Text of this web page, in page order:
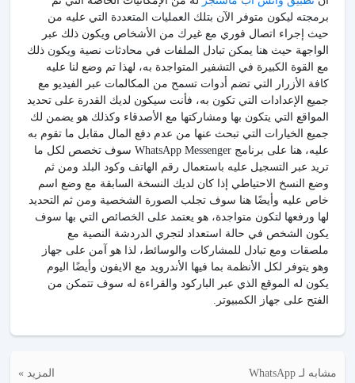
برمجته ليكون متوفر الآن بتلك العمليات المتعددة التي عليه من
حيث إجراء اتصال فوري مع غيرك من الأشخاص ويكون ذلك عبر
الواجهة حيث هنا يمكن تبادل الملفات في محادثات نصية ويكون ذلك
مع القوة الكبيرة في التشفير المتواجدة به، لهذا تم وضع لنا عليه
كافة الأزرار التي تضم أدوات تسمح من المكالمات عبر الفيديو مع
جميع الإعدادات التي تكون به، فأنت سيكون لديك القدرة على تحديد
المواقع التي يتكون بها ومشاركتها مع الأصدقاء وكذلك هو يضمن لك
جميع الخيارات التي تبحث عنها من عدم دفع المال مقابل ما تقوم به
عليه، هنا على برنامج WhatsApp Messenger سوف تخصص لكل ما
تريد عبر التسجيل عليه باستعمال رقم الهاتف وكود البلد ومن ثم
وضع النسخ الاحتياطي إذا كان لديك النسخة السابقة مع وضع اسم
خاص عليه وأيضًا هنا سوف تجلب الصورة الشخصية ومن ثم التحديد
لها ورفعها لتكون متواجدة، هو يعتمد على الخصائص التي بها سوف
يكون الشخص في حالة استعداد لتجري الدردشة النصية مع
ملصقات ومع تبادل للمشاركات والوسائط، لذا هو آمن على جهاز
وهو يتوفر لكل الأنظمة بما فيها الأندرويد مع الايفون وأيضًا اليوم
يكون له الموقع الذي عبر الباركود والقراءة له سوف تتمكن من
الفتح على جهاز الكمبيوتر.
مشابه لـ WhatsApp المزيد »